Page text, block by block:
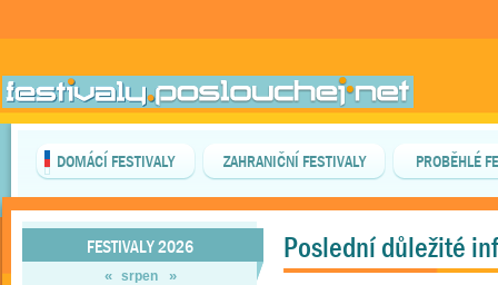
DOMÁCÍ FESTIVALY ZAHRANIČNÍ FESTIVALY PROBĚHLÉ
FESTIVALY 2026
« srpen »
Poslední důležité